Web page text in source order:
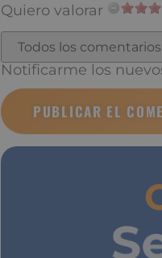
Quiero valorar
Notificarme los nuevos